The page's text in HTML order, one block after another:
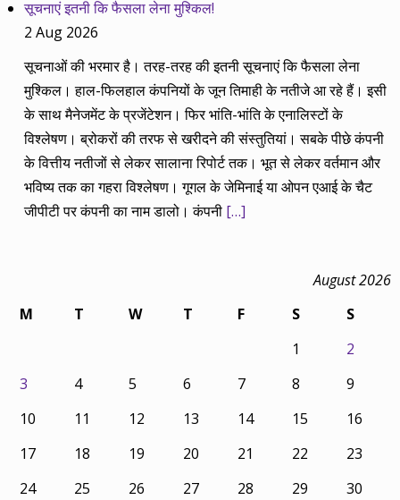
सूचनाएं इतनी कि फैसला लेना मुश्किल!
2 Aug 2026
सूचनाओं की भरमार है। तरह-तरह की इतनी सूचनाएं कि फैसला लेना
मुश्किल। हाल-फिलहाल कंपनियों के जून तिमाही के नतीजे आ रहे हैं। इसी
के साथ मैनेजमेंट के प्रजेंटेशन। फिर भांति-भांति के एनालिस्टों के
विश्लेषण। ब्रोकरों की तरफ से खरीदने की संस्तुतियां। सबके पीछे कंपनी
के वित्तीय नतीजों से लेकर सालाना रिपोर्ट तक। भूत से लेकर वर्तमान और
भविष्य तक का गहरा विश्लेषण। गूगल के जेमिनाई या ओपन एआई के चैट
जीपीटी पर कंपनी का नाम डालो। कंपनी […]
August 2026
M
T W T F S
S
1
2
3
4 5 6 7 8
9
10
11 12 13 14 15
16
17
18 19 20 21 22
23
24
25 26 27 28 29
30